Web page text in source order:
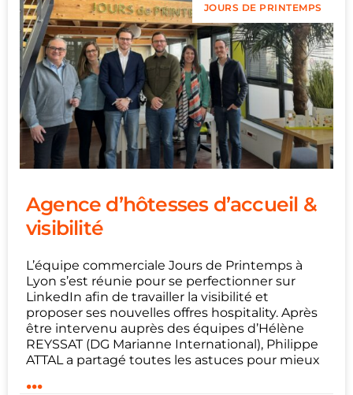
JOURS DE PRINTEMPS
Agence d’hôtesses d’accueil &
visibilité
L’équipe commerciale Jours de Printemps à
Lyon s’est réunie pour se perfectionner sur
LinkedIn afin de travailler la visibilité et
proposer ses nouvelles offres hospitality. Après
être intervenu auprès des équipes d’Hélène
REYSSAT (DG Marianne International), Philippe
ATTAL a partagé toutes les astuces pour mieux
...